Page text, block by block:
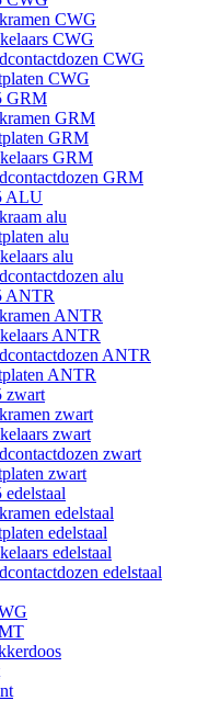
CWG
CWG
CWG
CWG
GRM
GRM
GRM
GRM
GRM
ALU
alu
alu
alu
alu
ANTR
ANTR
ANTR
ANTR
ANTR
zwart
zwart
zwart
zwart
zwart
edelstaal
edelstaal
edelstaal
edelstaal
edelstaal